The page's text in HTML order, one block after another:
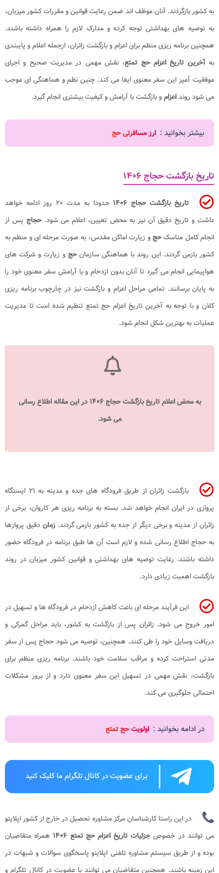
به کشور بازگردند. آنان موظف اند ضمن رعایت قوانین و مقررات کشور میزبان،
به توصیه های بهداشتی توجه کرده و مدارک لازم را همراه داشته باشند.
همچنین برنامه ریزی منظم برای اعزام و بازگشت زائران، ازجمله اعلام و پایبندی
بهآخرین تاریخ اعزام حج تمتع، نقش مهمی در مدیریت صحیح و اجرای
موفقیت آمیز این سفر معنوی ایفا می کند. چنین نظم و هماهنگی ای موجب
می شود رونداعزامو بازگشت با آرامش و کیفیت بیشتری انجام گیرد.
بیشتر بخوانید : ارز مسافرتی حج
تاریخ بازگشت حجاج ۱۴۰۶
تاریخ بازگشت حجاج ۱۴۰۶
حدودا به مدت ۲۰ روز ادامه خواهد
داشت و تاریخ دقیق آن نیز به محض تعیین، اعلام می شود.حجاج پس از
انجام کامل مناسکحجو زیارت اماکن مقدس، به صورت مرحله ای و منظم به
کشور بازمی گردند. این روند با هماهنگی سازمانحجو زیارت و شرکت های
هواپیمایی انجام می گیرد تا آنان بدون ازدحام و با آرامش سفر معنوی خود را
به پایان برسانند. تمامی مراحل اعزام و بازگشت نیز در چارچوب برنامه ریزی
کلان و با توجه به آخرین تاریخ اعزام حج تمتع تنظیم شده است تا مدیریت
عملیات به بهترین شکل انجام شود.
به محض اعلام تاریخ بازگشت حجاج ۱۴۰۶ در این مقاله اطلاع رسانی
می شود.
بازگشت زائران از طریق فرودگاه های جده و مدینه به ۲۱ ایستگاه
پروازی در ایران انجام خواهد شد. بسته به برنامه ریزی هر کاروان، برخی از
زائران از مدینه و برخی دیگر از جده به کشور بازمی گردند.زماندقیق پروازها
به حجاج اطلاع رسانی شده و لازم است آن ها طبق برنامه در فرودگاه حضور
داشته باشند. رعایت توصیه های بهداشتی و قوانین کشور میزبان در روند
بازگشت اهمیت زیادی دارد.
این فرآیند مرحله ای باعث کاهش ازدحام در فرودگاه ها و تسهیل در
امور خروج می شود. زائران پس از بازگشت به کشور، باید مراحل گمرکی و
دریافت وسایل خود را طی کنند. همچنین، توصیه می شود حجاج پس از سفر
مدتی استراحت کرده و مراقب سلامت خود باشند. برنامه ریزی منظم برای
بازگشت، نقش مهمی در تسهیل این سفر معنوی دارد و از بروز مشکلات
احتمالی جلوگیری می کند.
در ادامه بخوانید : اولویت حج تمتع
برای عضویت در کانال تلگرام ما کلیک کنید
در این راستا کارشناسان مرکز مشاوره تحصیل در خارج از کشور اپلایتو
می توانند در خصوصجزئیات تاریخ اعزام حج تمتع ۱۴۰۶ همراه متقاضیان
بوده و از طریق سیستم مشاوره تلفنی اپلایتو پاسخگوی سوالات و شبهات در
این زمینه باشند. همچنین متقاضیان می توانند با عضویت در کانال تلگرام و